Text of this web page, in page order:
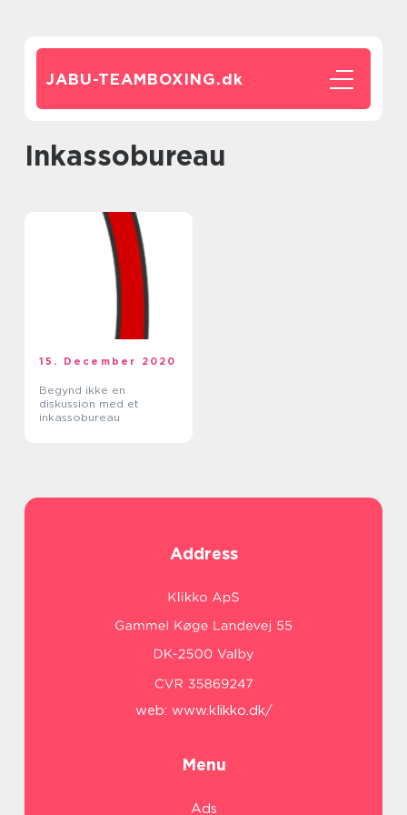
JABU-TEAMBOXING.dk
inkassobureau
15. December 2020
Begynd ikke en
diskussion med et
inkassobureau
Address
web: www.klikko.dk/
Menu
Ads